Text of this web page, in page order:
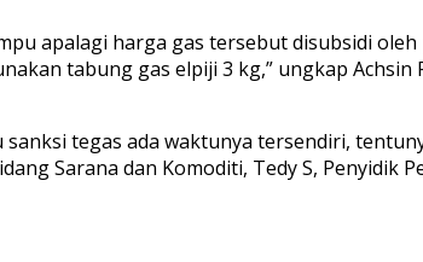
apalagi harga gas tersebut disubsidi
tabung gas elpiji 3 kg,” ungkap
tegas ada waktunya tersendiri,
Sarana dan Komoditi, Tedy S, Penyidik